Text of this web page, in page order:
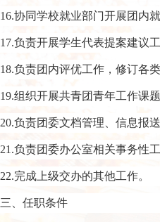
16.协同学校就业部门开展团内
17.负责开展学生代表提案建议
18.负责团内评优工作，修订各
19.组织开展共青团青年工作课
20.负责团委文档管理、信息报
21.负责团委办公室相关事务性工
22.完成上级交办的其他工作。
三、任职条件